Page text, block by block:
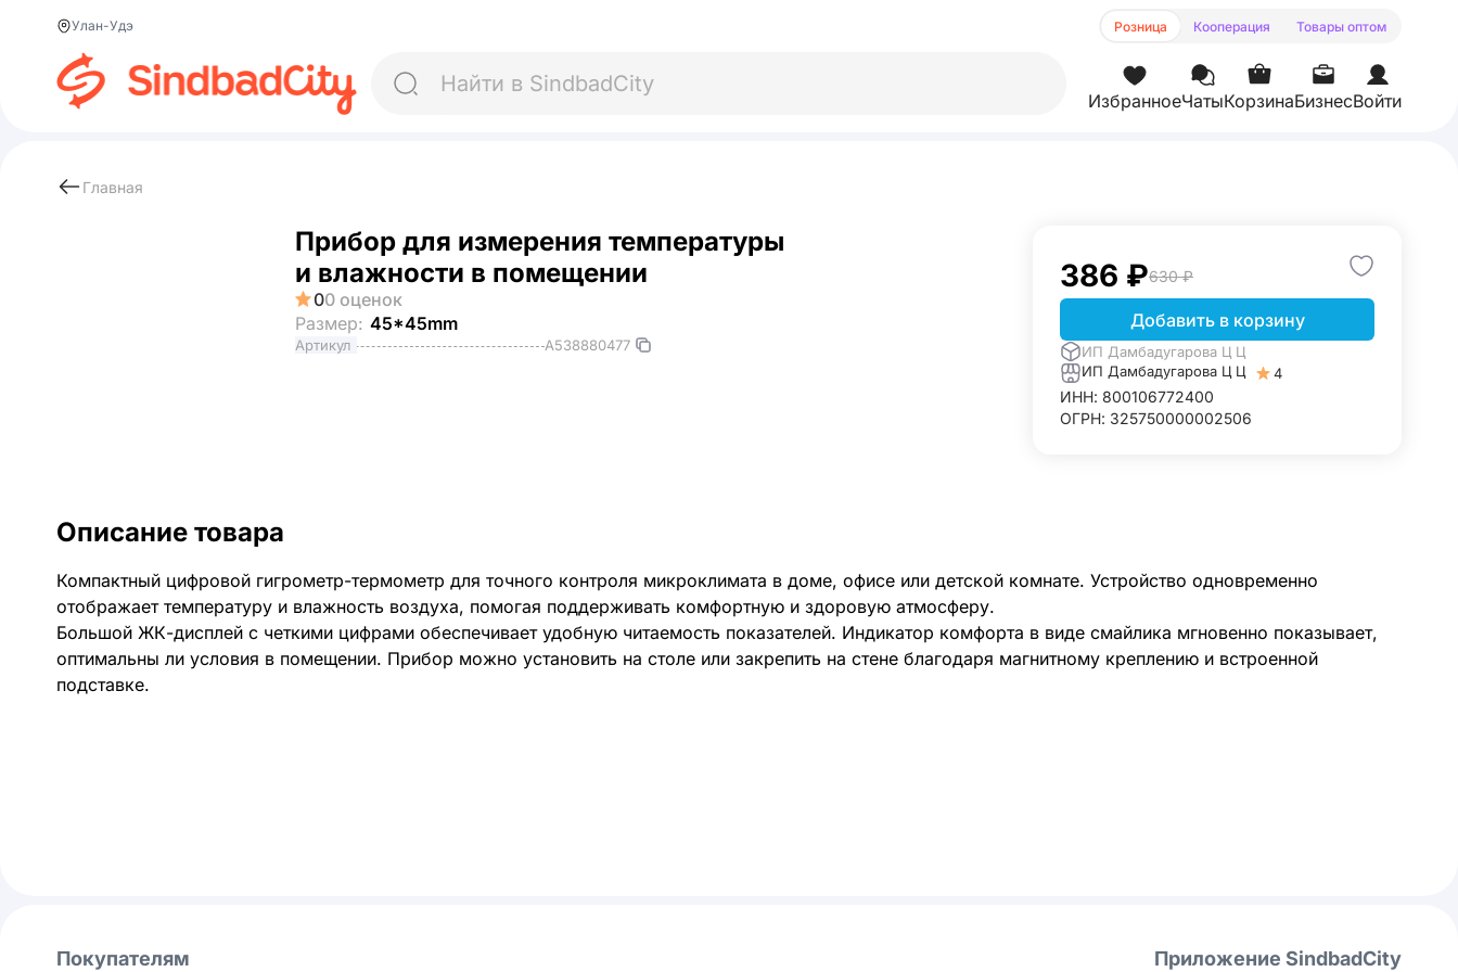
Улан-Удэ Розница Кооперация Товары оптом
ИзбранноеЧатыКорзинаБизнесВойти
Главная
Прибор для измерения температуры
и влажности в помещении
00 оценок
Размер: 45*45mm
Артикул A538880477
386 ₽630 ₽
Добавить в корзину
ИП Дамбадугарова Ц Ц
ИП Дамбадугарова Ц Ц
ИНН: 800106772400
ОГРН: 325750000002506
4
Описание товара
Компактный цифровой гигрометр-термометр для точного контроля микроклимата в доме, офисе или детской комнате. Устройство одновременно
отображает температуру и влажность воздуха, помогая поддерживать комфортную и здоровую атмосферу.
Большой ЖК-дисплей с четкими цифрами обеспечивает удобную читаемость показателей. Индикатор комфорта в виде смайлика мгновенно показывает,
оптимальны ли условия в помещении. Прибор можно установить на столе или закрепить на стене благодаря магнитному креплению и встроенной
подставке.
Покупателям Приложение SindbadCity